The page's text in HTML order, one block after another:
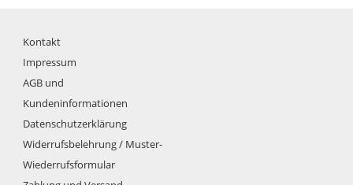
Kontakt
Impressum
AGB und
Kundeninformationen
Datenschutzerklärung
Widerrufsbelehrung / Muster-
Wiederrufsformular